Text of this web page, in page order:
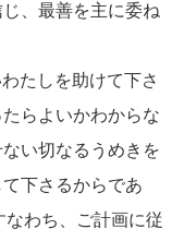
、最善を主に委ね
たしを助けて下さ
らよいかわからな
い切なるうめきを
下さるからであ
なわち、ご計画に従